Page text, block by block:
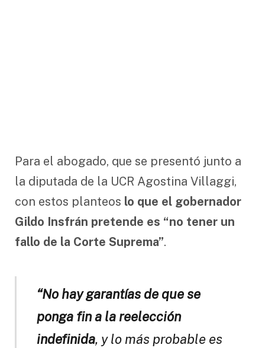
Para el abogado, que se presentó junto a
la diputada de la UCR Agostina Villaggi,
con estos planteos lo que el gobernador
Gildo Insfrán pretende es “no tener un
fallo de la Corte Suprema”.
“No hay garantías de que se
ponga fin a la reelección
indefinida, y lo más probable es